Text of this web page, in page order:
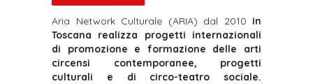
Aria Network Culturale (ARIA) dal 2010 in
Toscana realizza progetti internazionali
di promozione e formazione delle arti
circensi contemporanee, progetti
culturali e di circo-teatro sociale.